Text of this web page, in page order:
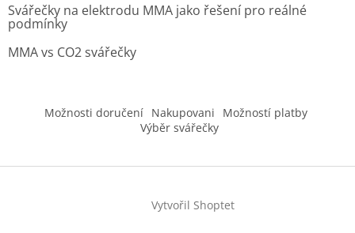
Svářečky na elektrodu MMA jako řešení pro reálné
podmínky
MMA vs CO2 svářečky
Možnosti doručení Nakupovani
Možností platby
Výběr svářečky
Vytvořil Shoptet